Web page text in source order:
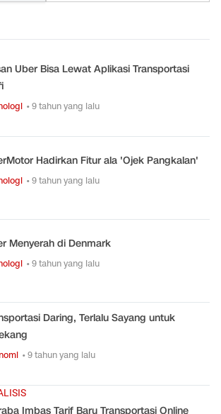
Uber Bisa Lewat Aplikasi Transportasi
• 9 tahun yang lalu
Hadirkan Fitur ala 'Ojek Pangkalan'
• 9 tahun yang lalu
Menyerah di Denmark
• 9 tahun yang lalu
Daring, Terlalu Sayang untuk
• 9 tahun yang lalu
Imbas Tarif Baru Transportasi Online